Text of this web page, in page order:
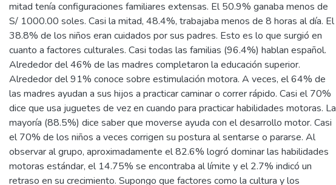
mitad tenía configuraciones familiares extensas. El 50.9% ganaba menos de
S/ 1000.00 soles. Casi la mitad, 48.4%, trabajaba menos de 8 horas al día. El
38.8% de los niños eran cuidados por sus padres. Esto es lo que surgió en
cuanto a factores culturales. Casi todas las familias (96.4%) hablan español.
Alrededor del 46% de las madres completaron la educación superior.
Alrededor del 91% conoce sobre estimulación motora. A veces, el 64% de
las madres ayudan a sus hijos a practicar caminar o correr rápido. Casi el 70%
dice que usa juguetes de vez en cuando para practicar habilidades motoras. La
mayoría (88.5%) dice saber que moverse ayuda con el desarrollo motor. Casi
el 70% de los niños a veces corrigen su postura al sentarse o pararse. Al
observar al grupo, aproximadamente el 82.6% logró dominar las habilidades
motoras estándar, el 14.75% se encontraba al límite y el 2.7% indicó un
retraso en su crecimiento. Supongo que factores como la cultura y los